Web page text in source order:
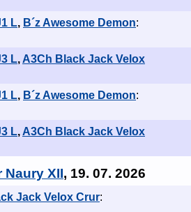
L, B´z Awesome Demon:
L, A3Ch Black Jack Velox
L, B´z Awesome Demon:
L, A3Ch Black Jack Velox
Naury XII, 19. 07. 2026
Jack Velox Crur: